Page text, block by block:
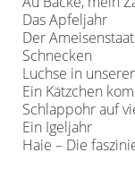
Das Apfeljahr
Der Ameisenstaat
Schnecken
Luchse in
Ein Kätzchen
Schlappohr auf
Ein Igeljahr
Haie – Die